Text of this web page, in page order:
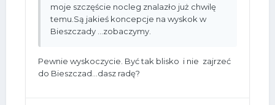
moje szczęście nocleg znalazło już chwilę
temu.Są jakieś koncepcje na wyskok w
Bieszczady ...zobaczymy.
Pewnie wyskoczycie. Być tak blisko i nie zajrzeć
do Bieszczad...dasz radę?